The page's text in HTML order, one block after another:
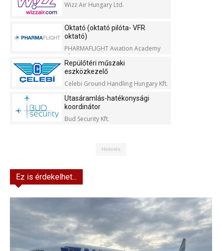
Wizz Air Hungary Ltd.
Oktató (oktató pilóta- VFR
oktató)
PHARMAFLIGHT Aviation Academy
Kft.
Repülőtéri műszaki
eszközkezelő
Celebi Ground Handling Hungary Kft.
Utasáramlás-hatékonysági
koordinátor
Bud Security Kft.
Hirdetés
Ez is érdekelhet...